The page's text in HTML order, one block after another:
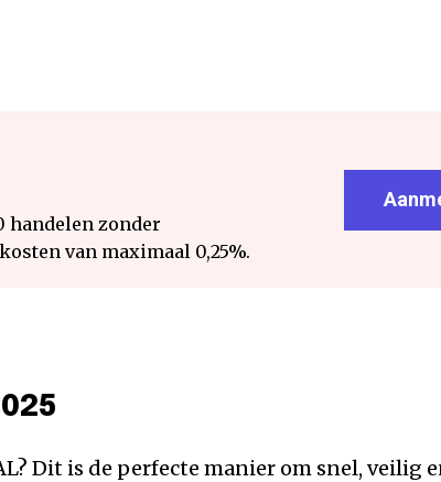
handelen zonder
van maximaal 0,25%.
Dit is de perfecte manier om snel, veilig